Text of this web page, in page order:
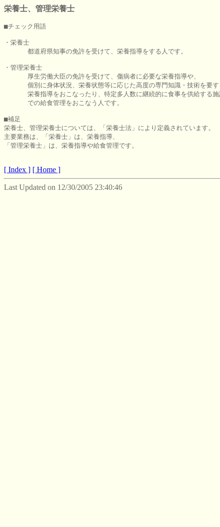
栄養士、管理栄養士
■チェック用語
・栄養士
都道府県知事の免許を受けて、栄養指導をする人です。
・管理栄養士
厚生労働大臣の免許を受けて、傷病者に必要な栄養指導や、
個別に身体状況、栄養状態等に応じた高度の専門知識・技術を要
栄養指導をおこなったり、特定多人数に継続的に食事を供給する
      での給食管理をおこなう人です。
■補足
栄養士、管理栄養士については、「栄養士法」により定義されています。
主要業務は、「栄養士」は、栄養指導、
「管理栄養士」は、栄養指導や給食管理です。
[ Index ] [ Home ]
Last Updated on 12/30/2005 23:40:46